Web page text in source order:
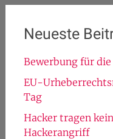
Neueste
Bewerbung für
EU-
Tag
Hacker tragen
Hackerangriff